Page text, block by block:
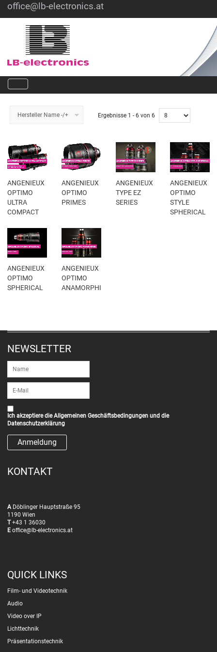
office@lb-electronics.at
Hersteller Name -/+ Ergebnisse 1 - 6 von 6
ANGENIEUX
OPTIMO
ULTRA
COMPACT
ANGENIEUX
OPTIMO
PRIMES
ANGENIEUX
TYPE EZ
SERIES
ANGENIEUX
OPTIMO
STYLE
SPHERICAL
ANGENIEUX
OPTIMO
SPHERICAL
ANGENIEUX
OPTIMO
ANAMORPHIC
NEWSLETTER
Ich akzeptiere dieAllgemeinen Geschäftsbedingungen und die
Datenschutzerklärung
KONTAKT
A Döblinger Hauptstraße 95
1190 Wien
T+43 1 36030
E office@lb-electronics.at
QUICK LINKS
Film- und Videotechnik
Audio
Video over IP
Lichttechnik
Präsentationstechnik